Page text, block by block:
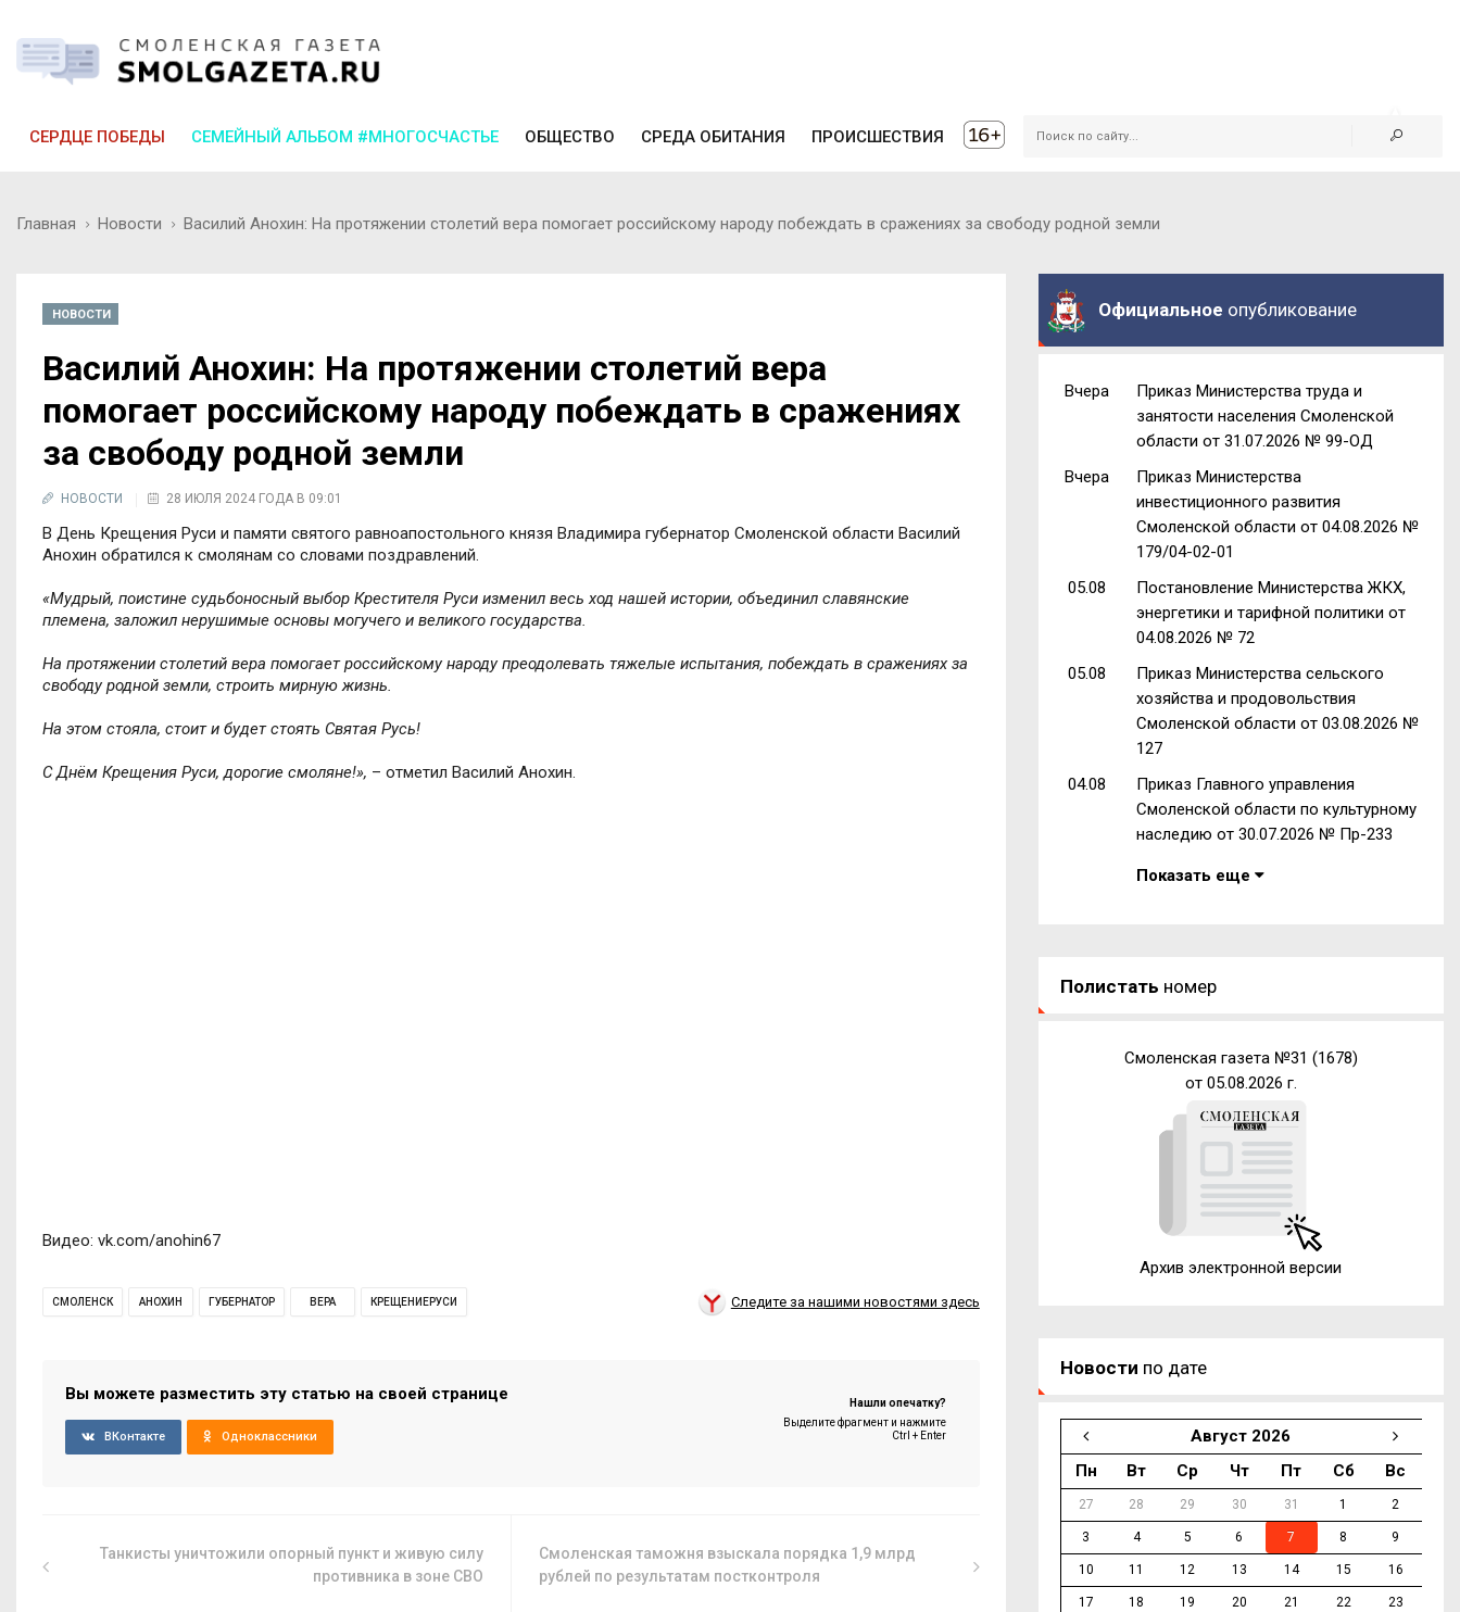
СЕРДЦЕ ПОБЕДЫ СЕМЕЙНЫЙ АЛЬБОМ #МНОГОСЧАСТЬЕ ОБЩЕСТВО СРЕДА ОБИТАНИЯ ПРОИСШЕСТВИЯ
Главная Новости Василий Анохин: На протяжении столетий вера помогает российскому народу побеждать в сражениях за свободу родной земли
НОВОСТИ
Василий Анохин: На протяжении столетий вера
помогает российскому народу побеждать в сражениях
за свободу родной земли
НОВОСТИ 28 ИЮЛЯ 2024 ГОДА В 09:01
В День Крещения Руси и памяти святого равноапостольного князя Владимира губернатор Смоленской области Василий
Анохин обратился к смолянам со словами поздравлений.
«Мудрый, поистине судьбоносный выбор Крестителя Руси изменил весь ход нашей истории, объединил славянские
племена, заложил нерушимые основы могучего и великого государства.
На протяжении столетий вера помогает российскому народу преодолевать тяжелые испытания, побеждать в сражениях за
свободу родной земли, строить мирную жизнь.
На этом стояла, стоит и будет стоять Святая Русь!
С Днём Крещения Руси, дорогие смоляне!», – отметил Василий Анохин.
Видео: vk.com/anohin67
СМОЛЕНСК АНОХИН ГУБЕРНАТОР ВЕРА КРЕЩЕНИЕРУСИ Следите за нашими новостями здесь
Вы можете разместить эту статью на своей странице
ВКонтакте Одноклассники
Нашли опечатку?
Выделите фрагмент и нажмите
Ctrl + Enter
Танкисты уничтожили опорный пункт и живую силу
противника в зоне СВО
Смоленская таможня взыскала порядка 1,9 млрд
рублей по результатам постконтроля
Официальное опубликование
Вчера
Приказ Министерства труда и
занятости населения Смоленской
области от 31.07.2026 № 99-ОД
Вчера
Приказ Министерства
инвестиционного развития
Смоленской области от 04.08.2026 №
179/04-02-01
05.08
Постановление Министерства ЖКХ,
энергетики и тарифной политики от
04.08.2026 № 72
05.08
Приказ Министерства сельского
хозяйства и продовольствия
Смоленской области от 03.08.2026 №
127
04.08
Приказ Главного управления
Смоленской области по культурному
наследию от 30.07.2026 № Пр-233
Показать еще
Полистать номер
Смоленская газета №31 (1678)
от 05.08.2026 г.
Архив электронной версии
Новости по дате
Август 2026
Пн
Вт Ср Чт Пт Сб Вс
27 28 29 30 31 1 2
3 4 5 6 7 8 9
10 11 12 13 14 15 16
17 18 19 20 21 22 23